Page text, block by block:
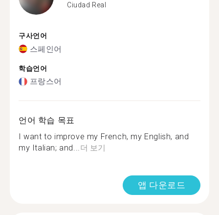
Ciudad Real
구사언어
스페인어
학습언어
프랑스어
언어 학습 목표
I want to improve my French, my English, and
my Italian; and...더 보기
앱 다운로드